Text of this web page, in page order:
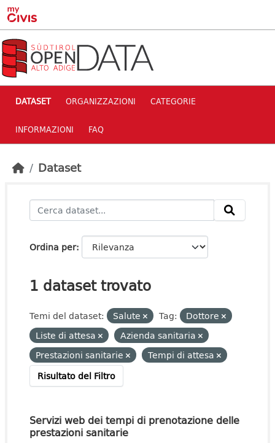
Skip to main content
DATASET ORGANIZZAZIONI CATEGORIE
INFORMAZIONI FAQ
Dataset
Ordina per
1 dataset trovato
Temi del dataset: Salute Tag:
Dottore
Liste di attesa
Azienda sanitaria
Prestazioni sanitarie
Tempi di attesa
Risultato del Filtro
Servizi web dei tempi di prenotazione delle
prestazioni sanitarie